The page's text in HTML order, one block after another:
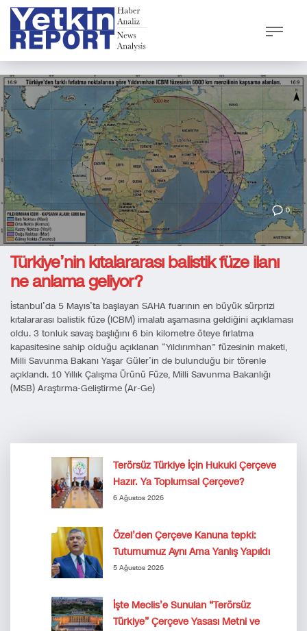
0
Türkiye’nin kıtalararası balistik füze ilanı
ne anlama geliyor?
İstanbul’da 5 Mayıs’ta başlayan SAHA fuarının en büyük sürprizi
kıtalararası balistik füze (ICBM) imalatı aşamasına geldiğini açıklaması
oldu. 3 tonluk savaş başlığını 6 bin kilometre öteye fırlatma
kapasitesine sahip olduğu açıklanan “Yıldırımhan” füzesinin maketi,
Milli Savunma Bakanı Yaşar Güler’in de bulunduğu bir törenle
açıklandı. 10 Yıllık Çalışma Ürünü Füze, Milli Savunma Bakanlığı
(MSB) Araştırma-Geliştirme (Ar-Ge)
Terörsüz Türkiye İçin Hukuki Çerçeve
Hazır. Ya Toplumsal Çerçeve?
6 Ağustos 2026
Özel’den Çerçeve Kanuna tepki:
Tutumumuz Aynı Ama Yanlış Yapıldı
5 Ağustos 2026
İşte Meclis’e Sunulan “Terörsüz
Türkiye” Çerçeve Yasası Metni ve